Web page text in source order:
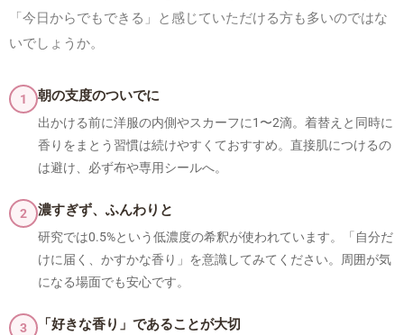
「今日からでもできる」と感じていただける方も多いのではな
いでしょうか。
1 朝の支度のついでに
出かける前に洋服の内側やスカーフに1〜2滴。着替えと同時に
香りをまとう習慣は続けやすくておすすめ。直接肌につけるの
は避け、必ず布や専用シールへ。
2 濃すぎず、ふんわりと
研究では0.5%という低濃度の希釈が使われています。「自分だ
けに届く、かすかな香り」を意識してみてください。周囲が気
になる場面でも安心です。
3 「好きな香り」であることが大切